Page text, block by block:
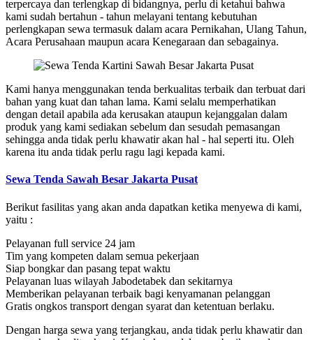
terpercaya dan terlengkap di bidangnya, perlu di ketahui bahwa
kami sudah bertahun - tahun melayani tentang kebutuhan
perlengkapan sewa termasuk dalam acara Pernikahan, Ulang Tahun,
Acara Perusahaan maupun acara Kenegaraan dan sebagainya.
Kami hanya menggunakan tenda berkualitas terbaik dan terbuat dari
bahan yang kuat dan tahan lama. Kami selalu memperhatikan
dengan detail apabila ada kerusakan ataupun kejanggalan dalam
produk yang kami sediakan sebelum dan sesudah pemasangan
sehingga anda tidak perlu khawatir akan hal - hal seperti itu. Oleh
karena itu anda tidak perlu ragu lagi kepada kami.
Sewa Tenda Sawah Besar Jakarta Pusat
Berikut fasilitas yang akan anda dapatkan ketika menyewa di kami,
yaitu :
Pelayanan full service 24 jam
Tim yang kompeten dalam semua pekerjaan
Siap bongkar dan pasang tepat waktu
Pelayanan luas wilayah Jabodetabek dan sekitarnya
Memberikan pelayanan terbaik bagi kenyamanan pelanggan
Gratis ongkos transport dengan syarat dan ketentuan berlaku.
Dengan harga sewa yang terjangkau, anda tidak perlu khawatir dan